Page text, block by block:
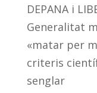
DEPANA i
Generalitat
«matar per
criteris
senglar